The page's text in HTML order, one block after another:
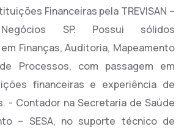
Financeiras pela TREVISAN –
SP. Possui sólidos
Finanças, Auditoria, Mapeamento
Processos, com passagem em
financeiras e experiência de
- Contador na Secretaria de Saúde
– SESA, no suporte técnico de